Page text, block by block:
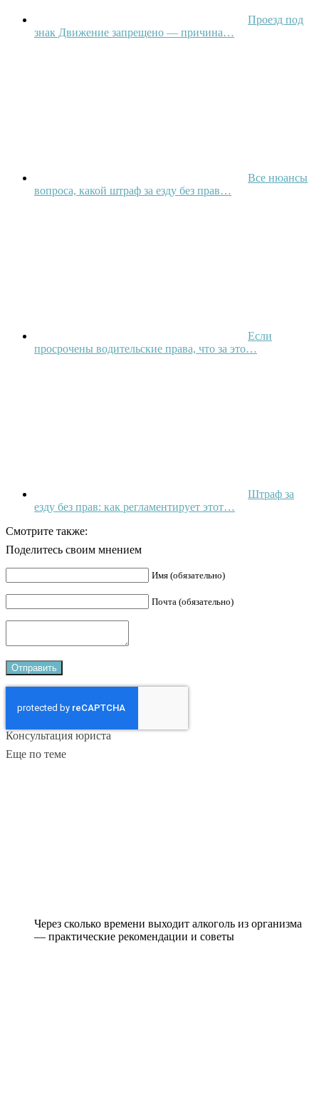
Проезд под
знак Движение запрещено — причина…
Все нюансы
вопроса, какой штраф за езду без прав…
Если
просрочены водительские права, что за это…
Штраф за
езду без прав: как регламентирует этот…
Смотрите также:
Поделитесь своим мнением
Имя (обязательно)
Почта (обязательно)
Консультация юриста
Еще по теме
Через сколько времени выходит алкоголь из организма
— практические рекомендации и советы